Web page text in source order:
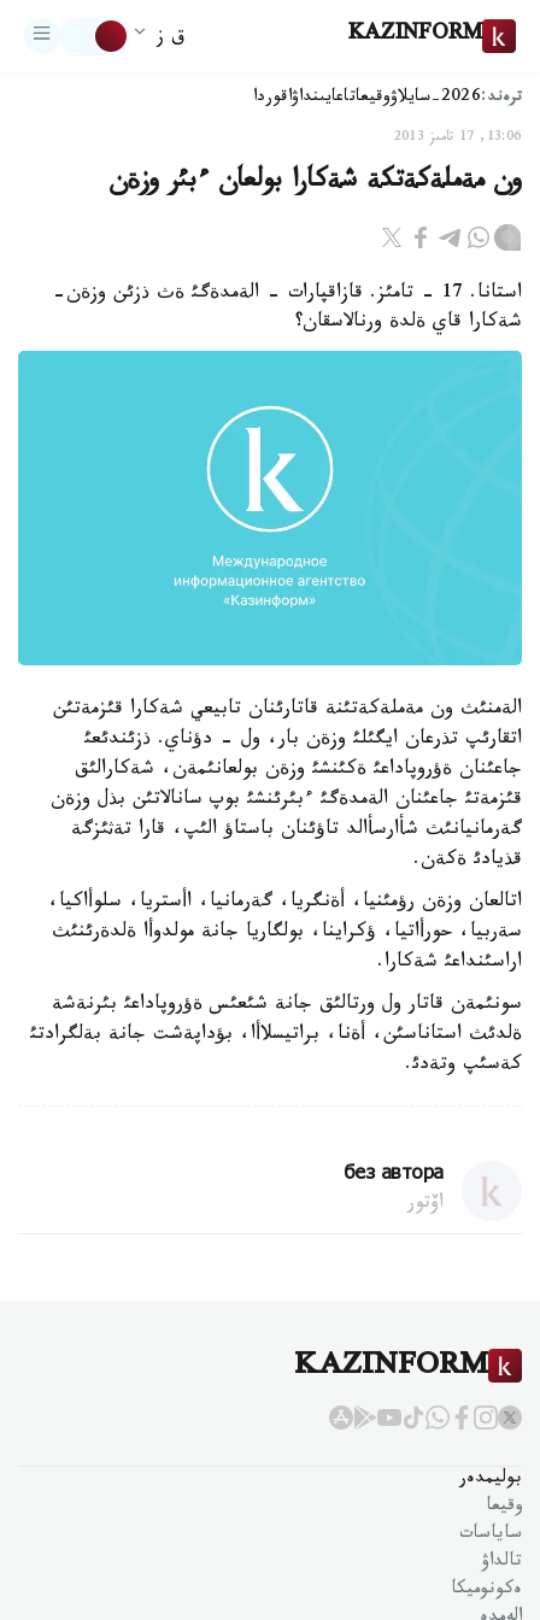
KAZINFORM ق ز
ترەند:2026-سايلاۋ وقيعاتاعايىنداۋاقوردا
13:06, 17 تامىز 2013
ون مةملةكةتكة شةكارا بولعان ءبئر وزةن
استانا. 17 - تامئز. قازاقپارات - الةمدةگئ ةث ذزئن وزةن-
شةكارا قاي ةلدة ورنالاسقان؟
الةمنئث ون مةملةكةتئنة قاتارئنان تابيعي شةكارا قئزمةتئن
اتقارئپ تذرعان ايگئلئ وزةن بار، ول - دؤناي. ذزئندئعئ
جاعئنان ةؤروپاداعئ ةكئنشئ وزةن بولعانئمةن، شةكارالئق
قئزمةتئ جاعئنان الةمدةگئ ءبئرئنشئ بوپ سانالاتئن بذل وزةن
گةرمانيانئث شأارسأالد تاؤئنان باستاؤ الئپ، قارا تةثئزگة
قذيادئ ةكةن.
اتالعان وزةن رؤمئنيا، أةنگريا، گةرمانيا، اأستريا، سلوأاكيا،
سةربيا، حورأاتيا، ؤكراينا، بولگاريا جانة مولدوأا ةلدةرئنئث
اراسئنداعئ شةكارا.
سونئمةن قاتار ول ورتالئق جانة شئعئس ةؤروپاداعئ بئرنةشة
ةلدئث استاناسئن، أةنا، براتيسلاأا، بؤداپةشت جانة بةلگرادتئ
كةسئپ وتةدئ.
без автора
اۆتور
KAZINFORM
بوليمدەر
وقيعا
ساياسات
تالداۋ
ەكونوميكا